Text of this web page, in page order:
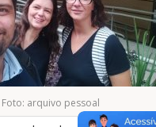
Foto: arquivo pessoal